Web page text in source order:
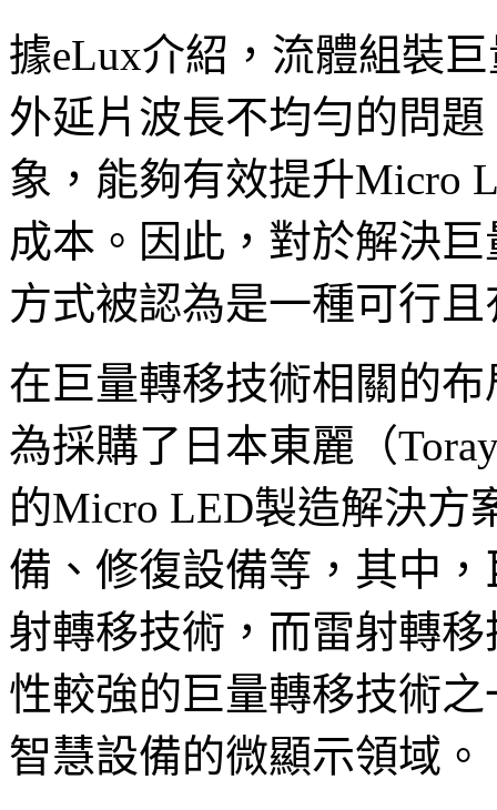
據eLux介紹，流體組裝
外延片波長不均勻的問
象，能夠有效提升Micro
成本。因此，對於解決
方式被認為是一種可行
在巨量轉移技術相關的
為採購了日本東麗（
的Micro LED製造解決方
備、修復設備等，其中
射轉移技術，而雷射轉
性較強的巨量轉移技術
智慧設備的微顯示領域。